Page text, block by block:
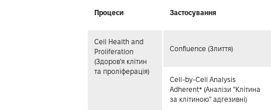
Процеси Застосування
Cell Health and
Proliferation
(Здоров'я клітин
та проліферація)
Confluence (Злиття)
Cell-by-Cell Analysis
Adherent* (Аналізи ''Клітина
за клітиною'' адгезивні)